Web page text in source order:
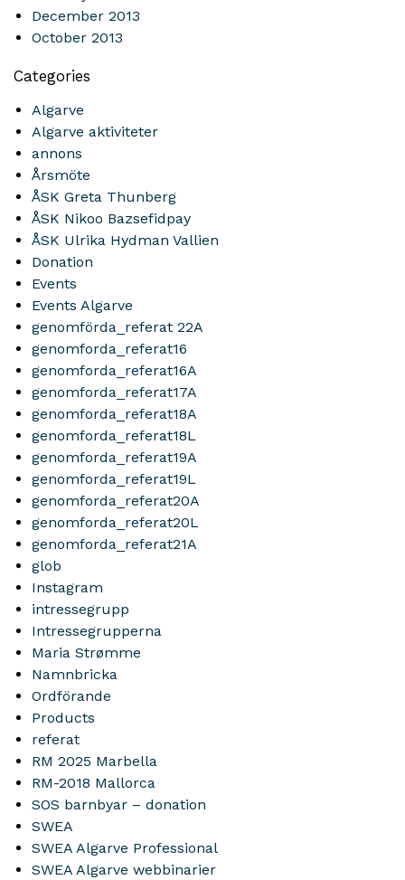
December 2013
October 2013
Categories
Algarve
Algarve aktiviteter
annons
Årsmöte
ÅSK Greta Thunberg
ÅSK Nikoo Bazsefidpay
ÅSK Ulrika Hydman Vallien
Donation
Events
Events Algarve
genomförda_referat 22A
genomforda_referat16
genomforda_referat16A
genomforda_referat17A
genomforda_referat18A
genomforda_referat18L
genomforda_referat19A
genomforda_referat19L
genomforda_referat20A
genomforda_referat20L
genomforda_referat21A
glob
Instagram
intressegrupp
Intressegrupperna
Maria Strømme
Namnbricka
Ordförande
Products
referat
RM 2025 Marbella
RM-2018 Mallorca
SOS barnbyar – donation
SWEA
SWEA Algarve Professional
SWEA Algarve webbinarier